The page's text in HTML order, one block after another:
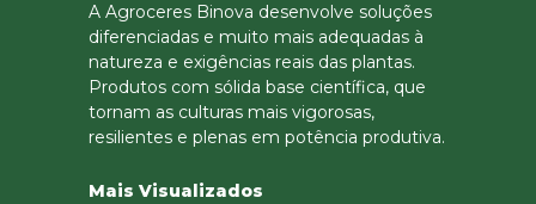
A Agroceres Binova desenvolve soluções
diferenciadas e muito mais adequadas à
natureza e exigências reais das plantas.
Produtos com sólida base científica, que
tornam as culturas mais vigorosas,
resilientes e plenas em potência produtiva.
Mais Visualizados